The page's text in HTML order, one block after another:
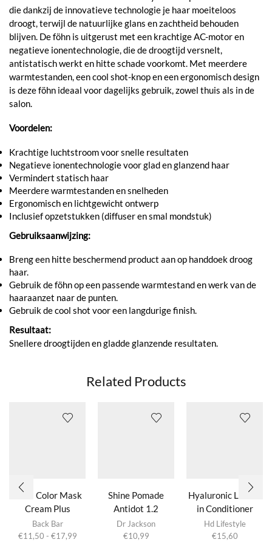
die dankzij de innovatieve technologie je haar moeiteloos
droogt, terwijl de natuurlijke glans en zachtheid behouden
blijven. De föhn is uitgerust met een krachtige AC-motor en
negatieve ionentechnologie, die de droogtijd versnelt,
antistatisch werkt en hitte schade voorkomt. Met meerdere
warmtestanden, een cool shot-knop en een ergonomisch design
is deze föhn ideaal voor dagelijks gebruik, zowel thuis als in de
salon.
Voordelen:
Krachtige luchtstroom voor snelle resultaten
Negatieve ionentechnologie voor glad en glanzend haar
Vermindert statisch haar
Meerdere warmtestanden en snelheden
Ergonomisch en lichtgewicht ontwerp
Inclusief opzetstukken (diffuser en smal mondstuk)
Gebruiksaanwijzing:
Breng een hitte beschermend product aan op handdoek droog
haar.
Gebruik de föhn op een passende warmtestand en werk van de
haaraanzet naar de punten.
Gebruik de cool shot voor een langdurige finish.
Resultaat:
Snellere droogtijden en gladde glanzende resultaten.
Related Products
Nº05 Color Mask
Cream Plus
Back Bar
€11,50 - €17,99Prijsklasse:
heeft
meerdere
Shine Pomade
Antidot 1.2
Dr Jackson
€10,99
Hyaluronic Leave-
in Conditioner
Hd Lifestyle
€15,60